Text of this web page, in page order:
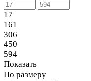
17
161
306
450
594
Показать
По размеру